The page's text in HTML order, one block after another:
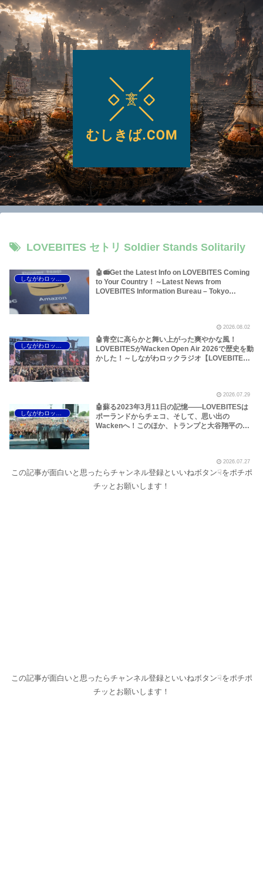
LOVEBITES セトリ Soldier Stands Solitarily
🤖📻Get the Latest Info on LOVEBITES Coming
to Your Country！～Latest News from
LOVEBITES Information Bureau – Tokyo
2026.08.02
しながわロックラジオ
🤖青空に高らかと舞い上がった爽やかな風！
LOVEBITESがWacken Open Air 2026で歴史を動
かした！～しながわロックラジオ【LOVEBITES
Hell】【LOVEBITES Soldier Stands Solitarily】
【LOVEBITES When Destinies Align】
【LOVEBITES M.D.O.】【LOVEBITES Holy
War】
2026.07.29
🤖蘇る2023年3月11日の記憶――LOVEBITESは
ポーランドからチェコ、そして、思い出の
Wackenへ！このほか、トランプと大谷翔平のア
【LOVEBITES The Castaway】【LOVEBITES
One Will Remain】【LOVEBITES We The
United】【LOVEBITES Nameless Warrior】
【James Last Vibrations】
2026.07.27
この記事が面白いと思ったらチャンネル登録といいねボタン☟をポチポ
チッとお願いします！
この記事が面白いと思ったらチャンネル登録といいねボタン☟をポチポ
チッとお願いします！